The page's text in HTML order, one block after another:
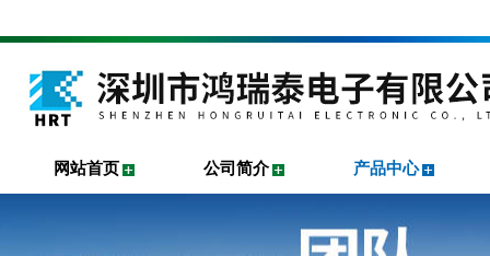
网站首页 公司简介 产品中心